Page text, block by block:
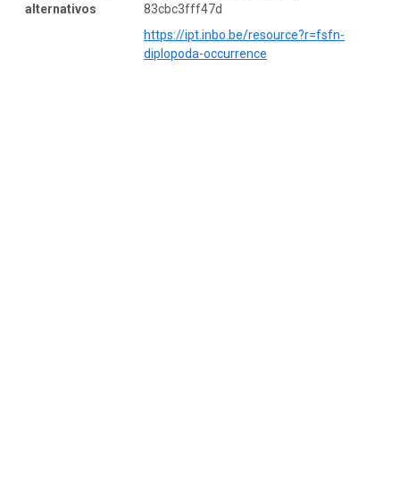
alternativos
83cbc3fff47d
https://ipt.inbo.be/resource?r=fsfn-
diplopoda-occurrence